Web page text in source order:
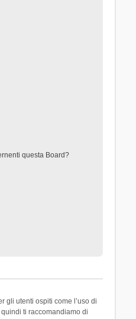
questa Board?
gli utenti ospiti come l’uso di
ti raccomandiamo di